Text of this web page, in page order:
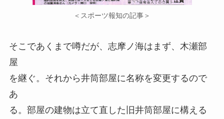
＜スポーツ報知の記事＞
そこであくまで噂だが、志摩ノ海はまず、木瀬部
屋
を継ぐ。それから井筒部屋に名称を変更するので
あ
る。部屋の建物は立て直した旧井筒部屋に構える